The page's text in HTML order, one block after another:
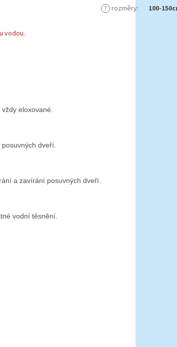
vodou.
eloxované.
dveří.
a zavírání posuvných dveří.
vodní těsnění.
? rozměry: 100-